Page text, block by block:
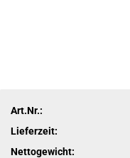
Art.Nr.:
Lieferzeit:
Nettogewicht: